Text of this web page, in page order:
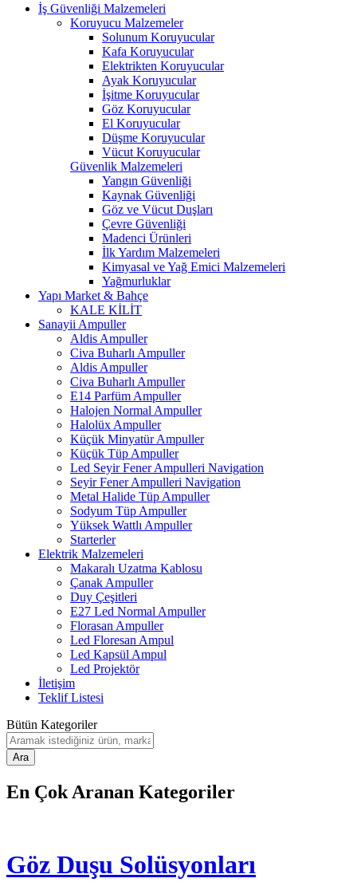
İş Güvenliği Malzemeleri
Koruyucu Malzemeler
Solunum Koruyucular
Kafa Koruyucular
Elektrikten Koruyucular
Ayak Koruyucular
İşitme Koruyucular
Göz Koruyucular
El Koruyucular
Düşme Koruyucular
Vücut Koruyucular
Güvenlik Malzemeleri
Yangın Güvenliği
Kaynak Güvenliği
Göz ve Vücut Duşları
Çevre Güvenliği
Madenci Ürünleri
İlk Yardım Malzemeleri
Kimyasal ve Yağ Emici Malzemeleri
Yağmurluklar
Yapı Market & Bahçe
KALE KİLİT
Sanayii Ampuller
Aldis Ampuller
Civa Buharlı Ampuller
Aldis Ampuller
Civa Buharlı Ampuller
E14 Parfüm Ampuller
Halojen Normal Ampuller
Halolüx Ampuller
Küçük Minyatür Ampuller
Küçük Tüp Ampuller
Led Seyir Fener Ampulleri Navigation
Seyir Fener Ampulleri Navigation
Metal Halide Tüp Ampuller
Sodyum Tüp Ampuller
Yüksek Wattlı Ampuller
Starterler
Elektrik Malzemeleri
Makaralı Uzatma Kablosu
Çanak Ampuller
Duy Çeşitleri
E27 Led Normal Ampuller
Florasan Ampuller
Led Floresan Ampul
Led Kapsül Ampul
Led Projektör
İletişim
Teklif Listesi
Bütün Kategoriler
Ara
En Çok Aranan Kategoriler
Göz Duşu Solüsyonları